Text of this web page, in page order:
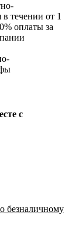
течении от 1
оплаты за
с
безналичному